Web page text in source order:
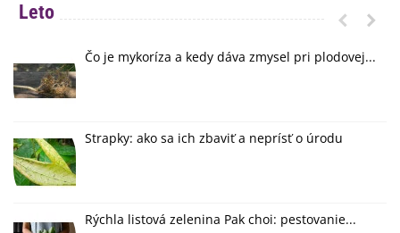
Leto
Čo je mykoríza a kedy dáva zmysel pri plodovej...
Strapky: ako sa ich zbaviť a neprísť o úrodu
Rýchla listová zelenina Pak choi: pestovanie...